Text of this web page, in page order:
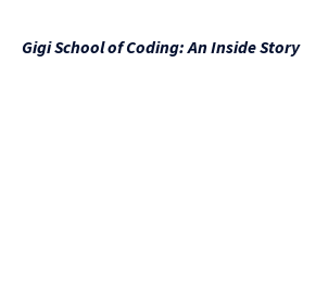
Gigi School of Coding: An Inside Story